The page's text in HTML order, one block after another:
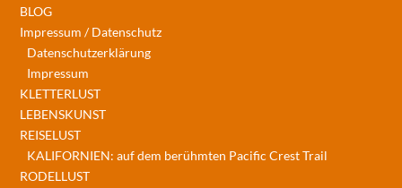
BLOG
Impressum / Datenschutz
Datenschutzerklärung
Impressum
KLETTERLUST
LEBENSKUNST
REISELUST
KALIFORNIEN: auf dem berühmten Pacific Crest Trail
RODELLUST